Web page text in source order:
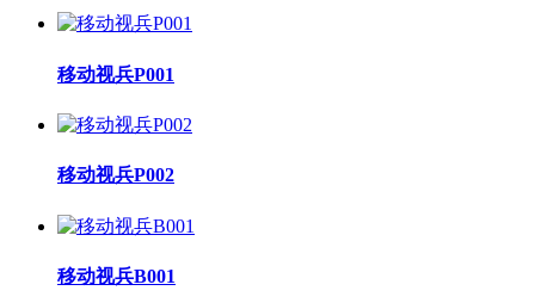
移动视兵P001
移动视兵P002
移动视兵B001